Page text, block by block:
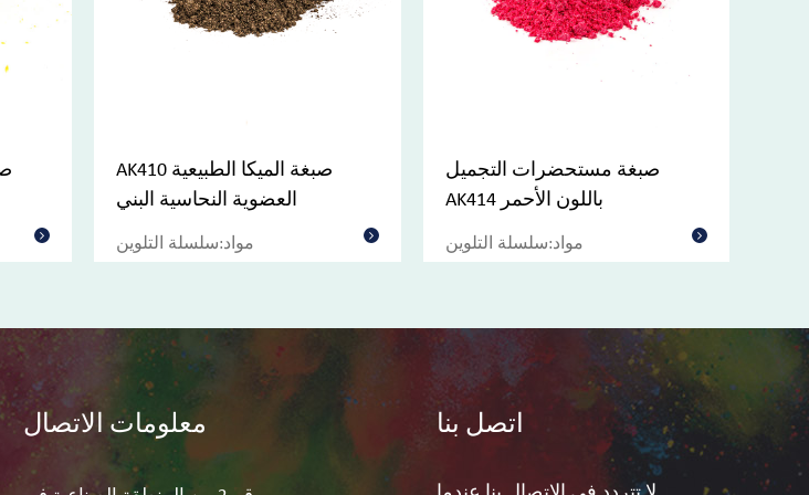
AK410 صبغة الميكا الطبيعية
العضوية النحاسية البني
مواد:سلسلة التلوين
صبغة مستحضرات التجميل
AK414 باللون الأحمر
مواد:سلسلة التلوين
معلومات الاتصال اتصل بنا